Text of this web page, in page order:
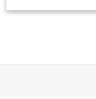
out of 5